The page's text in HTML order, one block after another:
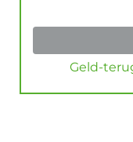
Geld-